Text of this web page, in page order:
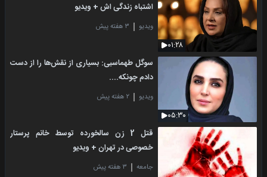
۰۱:۲۸
اشتباه زندگی اش + ویدیو
ویدیو ۳ هفته پیش
۰۵:۳۰
سوگل طهماسبی: بسیاری از نقش‌ها را از دست
دادم چونکه....
ویدیو ۲ هفته پیش
قتل 2 زن سالخورده توسط خانم پرستار
خصوصی در تهران + ویدیو
جامعه ۳ هفته پیش